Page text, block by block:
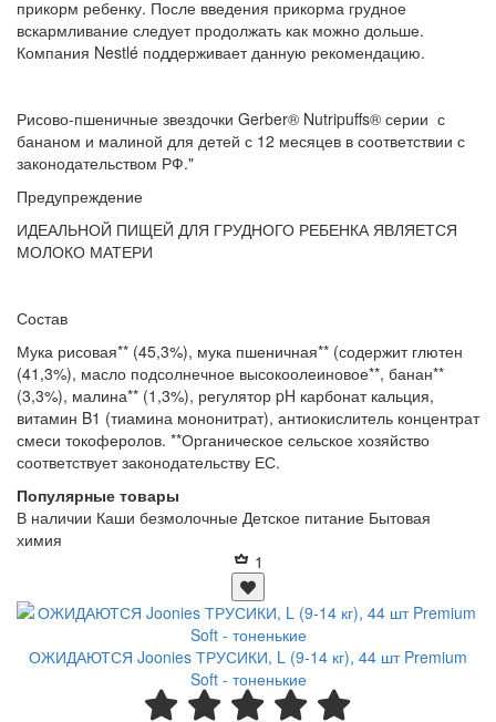
прикорм ребенку. После введения прикорма грудное
вскармливание следует продолжать как можно дольше.
Компания Nestlé поддерживает данную рекомендацию.
Рисово-пшеничные звездочки Gerber® Nutripuffs® серии с
бананом и малиной для детей с 12 месяцев в соответствии с
законодательством РФ."
Предупреждение
ИДЕАЛЬНОЙ ПИЩЕЙ ДЛЯ ГРУДНОГО РЕБЕНКА ЯВЛЯЕТСЯ
МОЛОКО МАТЕРИ
Состав
Мука рисовая** (45,3%), мука пшеничная** (содержит глютен
(41,3%), масло подсолнечное высокоолеиновое**, банан**
(3,3%), малина** (1,3%), регулятор pH карбонат кальция,
витамин B1 (тиамина мононитрат), антиокислитель концентрат
смеси токоферолов. **Органическое сельское хозяйство
соответствует законодательству ЕС.
Популярные товары
В наличии Каши безмолочные Детское питание Бытовая
химия
1
ОЖИДАЮТСЯ Joonies ТРУСИКИ, L (9-14 кг), 44 шт Premium
Soft - тоненькие